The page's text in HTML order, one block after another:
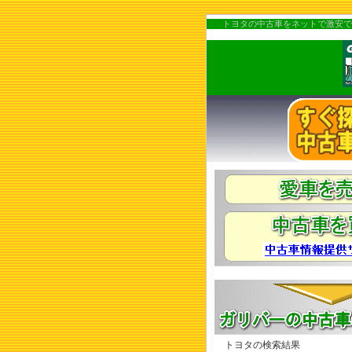
トヨタの中古車をネットで激安
トヨタの検索結果